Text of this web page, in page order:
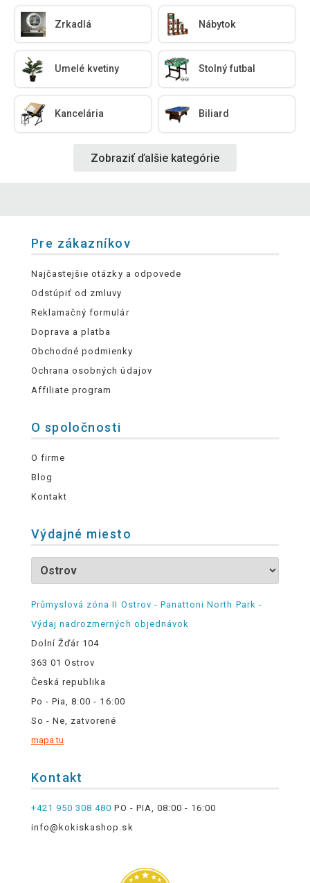
Zrkadlá Nábytok
Umelé kvetiny Stolný futbal
Kancelária Biliard
Zobraziť ďalšie kategórie
Pre zákazníkov
Najčastejšie otázky a odpovede
Odstúpiť od zmluvy
Reklamačný formulár
Doprava a platba
Obchodné podmienky
Ochrana osobných údajov
Affiliate program
O spoločnosti
O firme
Blog
Kontakt
Výdajné miesto
Průmyslová zóna II Ostrov - Panattoni North Park -
Výdaj nadrozmerných objednávok
Dolní Žďár 104
363 01 Ostrov
Česká republika
Po - Pia, 8:00 - 16:00
So - Ne, zatvorené
mapa tu
Kontakt
+421 950 308 480 PO - PIA, 08:00 - 16:00
info@kokiskashop.sk